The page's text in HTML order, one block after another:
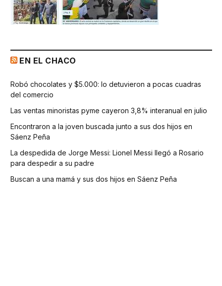
EN EL CHACO
Robó chocolates y $5.000: lo detuvieron a pocas cuadras
del comercio
Las ventas minoristas pyme cayeron 3,8% interanual en julio
Encontraron a la joven buscada junto a sus dos hijos en
Sáenz Peña
La despedida de Jorge Messi: Lionel Messi llegó a Rosario
para despedir a su padre
Buscan a una mamá y sus dos hijos en Sáenz Peña